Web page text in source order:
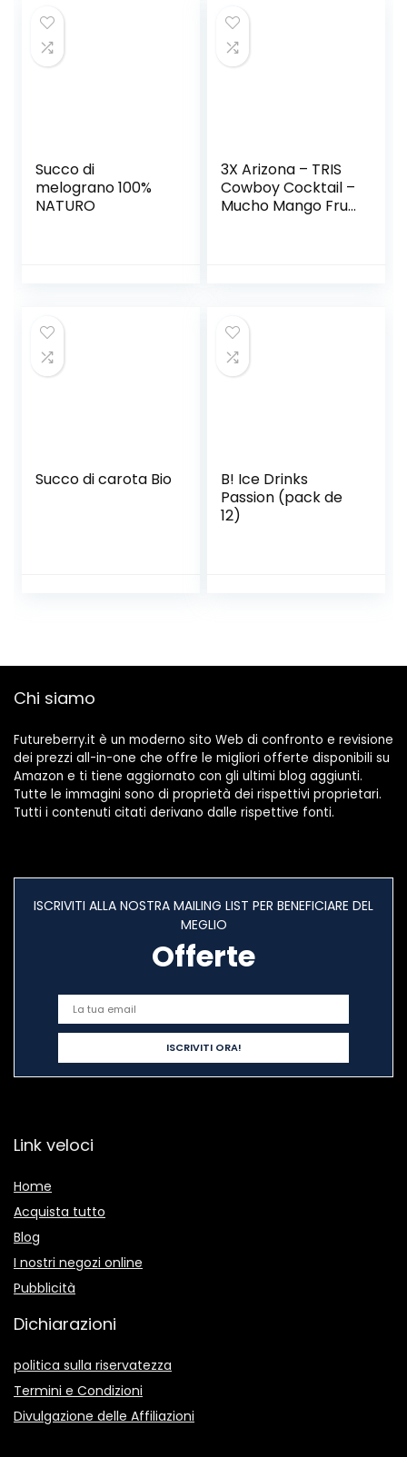
Succo di
melograno 100%
NATURO
3X Arizona – TRIS
Cowboy Cocktail –
Mucho Mango Fruit
Succo di carota Bio
B! Ice Drinks
Passion (pack de
12)
Chi siamo
Futureberry.it è un moderno sito Web di confronto e revisione
dei prezzi all-in-one che offre le migliori offerte disponibili su
Amazon e ti tiene aggiornato con gli ultimi blog aggiunti.
Tutte le immagini sono di proprietà dei rispettivi proprietari.
Tutti i contenuti citati derivano dalle rispettive fonti.
ISCRIVITI ALLA NOSTRA MAILING LIST PER BENEFICIARE DEL
MEGLIO
Offerte
Link veloci
Home
Acquista tutto
Blog
I nostri negozi online
Pubblicità
Dichiarazioni
politica sulla riservatezza
Termini e Condizioni
Divulgazione delle Affiliazioni